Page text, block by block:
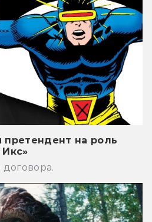
на роль